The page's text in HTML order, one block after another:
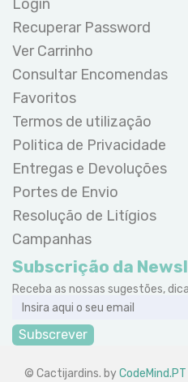
Login
Recuperar Password
Ver Carrinho
Consultar Encomendas
Favoritos
Termos de utilização
Politica de Privacidade
Entregas e Devoluções
Portes de Envio
Resolução de Litígios
Campanhas
Subscrição da
Receba as nossas sugestões,
Subscrever
© Cactijardins. byCodeMind.PT